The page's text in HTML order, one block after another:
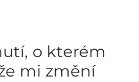
o kterém
mi změní